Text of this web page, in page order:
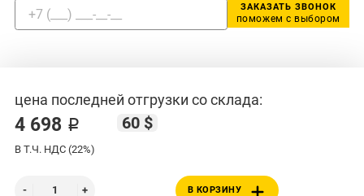
ЗАКАЗАТЬ ЗВОНОК
поможем с выбором
цена последней отгрузки со склада:
4 698 ₽ 60 $
В Т.Ч. НДС (22%)
В КОРЗИНУ